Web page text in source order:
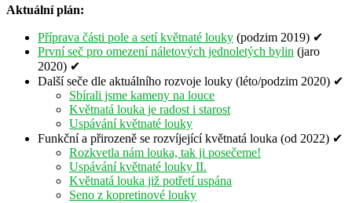
Aktuální plán:
Příprava části pole a setí květnaté louky (podzim 2019) ✔
První seč pro omezení náletových jednoletých bylin (jaro
2020) ✔
Další seče dle aktuálního rozvoje louky (léto/podzim 2020) ✔
Sbírali jsme kameny na louce
Květnatá louka je radost i starost
Uspávání květnaté louky
Funkční a přirozeně se rozvíjející květnatá louka (od 2022) ✔
Rozkvetla nám louka, tak ji posečeme!
Uspávání květnaté louky II.
Květnatá louka již potřetí uspána
Seno z kopretinové louky